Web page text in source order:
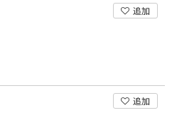
追加
追加